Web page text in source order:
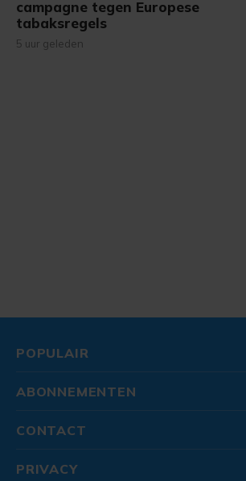
campagne tegen Europese
tabaksregels
5 uur geleden
POPULAIR
ABONNEMENTEN
CONTACT
PRIVACY